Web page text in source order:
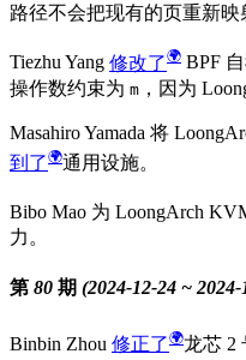
路径不会把现有的页重新映
Tiezhu Yang 修改了 BPF
操作数约束为 m ，因为
Masahiro Yamada 将
到了
通用设施。
Bibo Mao 为 LoongArch
力。
第 80 期 (2024-12-24 ~ 2024-
Binbin Zhou 修正了 龙芯 2